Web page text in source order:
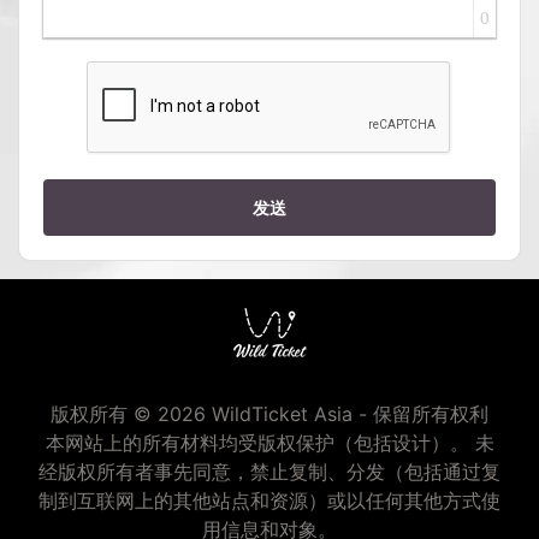
0
发送
版权所有 © 2026 WildTicket Asia - 保留所有权利
本网站上的所有材料均受版权保护（包括设计）。 未
经版权所有者事先同意，禁止复制、分发（包括通过复
制到互联网上的其他站点和资源）或以任何其他方式使
用信息和对象。